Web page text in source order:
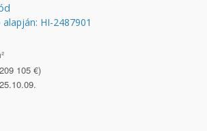
HI-2487901
105 €)